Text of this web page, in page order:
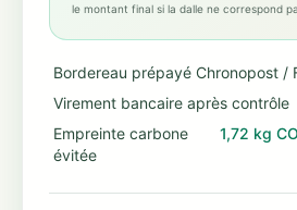
le montant final si la dalle ne correspond
Bordereau prépayé Chronopost /
Virement bancaire après contrôle
Empreinte carbone
évitée
1,72 kg